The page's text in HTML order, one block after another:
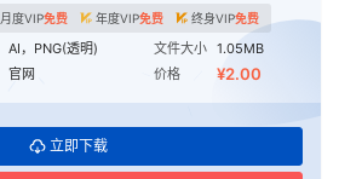
月度VIP免费 年度VIP免费 终身VIP免费
AI，PNG(透明) 文件大小
1.05MB
官网 价格 ¥2.00
立即下载